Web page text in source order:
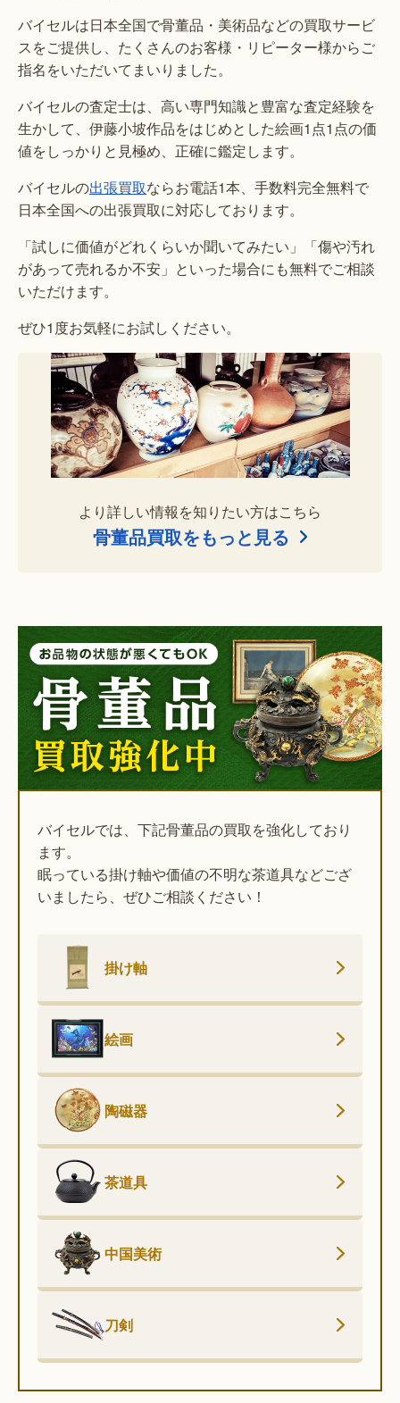
バイセルは日本全国で骨董品・美術品などの買取サービ
スをご提供し、たくさんのお客様・リピーター様からご
指名をいただいてまいりました。
バイセルの査定士は、高い専門知識と豊富な査定経験を
生かして、伊藤小坡作品をはじめとした絵画1点1点の価
値をしっかりと見極め、正確に鑑定します。
バイセルの出張買取ならお電話1本、手数料完全無料で
日本全国への出張買取に対応しております。
「試しに価値がどれくらいか聞いてみたい」「傷や汚れ
があって売れるか不安」といった場合にも無料でご相談
いただけます。
ぜひ1度お気軽にお試しください。
より詳しい情報を知りたい方はこちら
骨董品買取をもっと見る
バイセルでは、下記骨董品の買取を強化しており
ます。
眠っている掛け軸や価値の不明な茶道具などござ
いましたら、ぜひご相談ください！
掛け軸
絵画
陶磁器
茶道具
中国美術
刀剣